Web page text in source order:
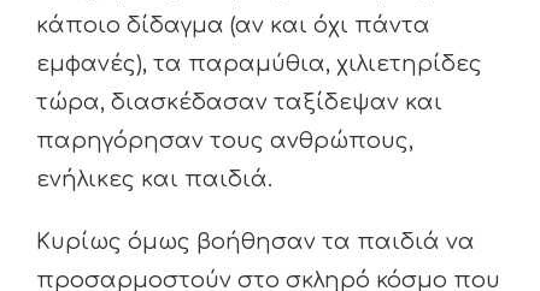
κάποιο δίδαγμα (αν και όχι πάντα
εμφανές), τα παραμύθια, χιλιετηρίδες
τώρα, διασκέδασαν ταξίδεψαν και
παρηγόρησαν τους ανθρώπους,
ενήλικες και παιδιά.
Κυρίως όμως βοήθησαν τα παιδιά να
προσαρμοστούν στο σκληρό κόσμο που